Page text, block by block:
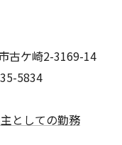
古ケ崎2-3169-14
5834
としての勤務